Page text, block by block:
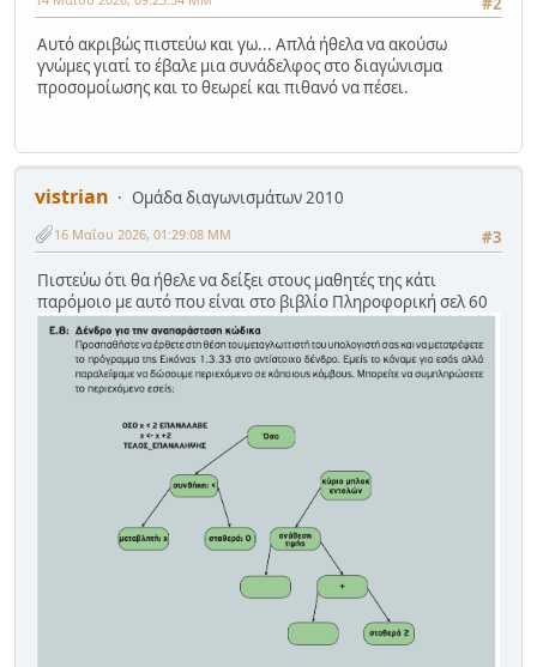
Αυτό ακριβώς πιστεύω και γω... Απλά ήθελα να ακούσω
γνώμες γιατί το έβαλε μια συνάδελφος στο διαγώνισμα
προσομοίωσης και το θεωρεί και πιθανό να πέσει.
vistrian
Ομάδα διαγωνισμάτων 2010
#3
16 Μαΐου 2026, 01:29:08 ΜΜ
Πιστεύω ότι θα ήθελε να δείξει στους μαθητές της κάτι
παρόμοιο με αυτό που είναι στο βιβλίο Πληροφορική σελ 60